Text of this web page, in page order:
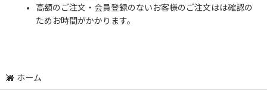
高額のご注文・会員登録のないお客様のご注文はは確認の
ためお時間がかかります。
ホーム